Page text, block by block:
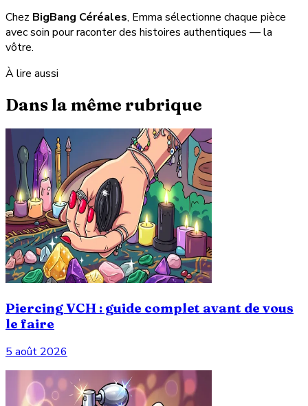
Chez BigBang Céréales, Emma sélectionne chaque pièce
avec soin pour raconter des histoires authentiques — la
vôtre.
À lire aussi
Dans la même rubrique
Piercing VCH : guide complet avant de vous
le faire
5 août 2026